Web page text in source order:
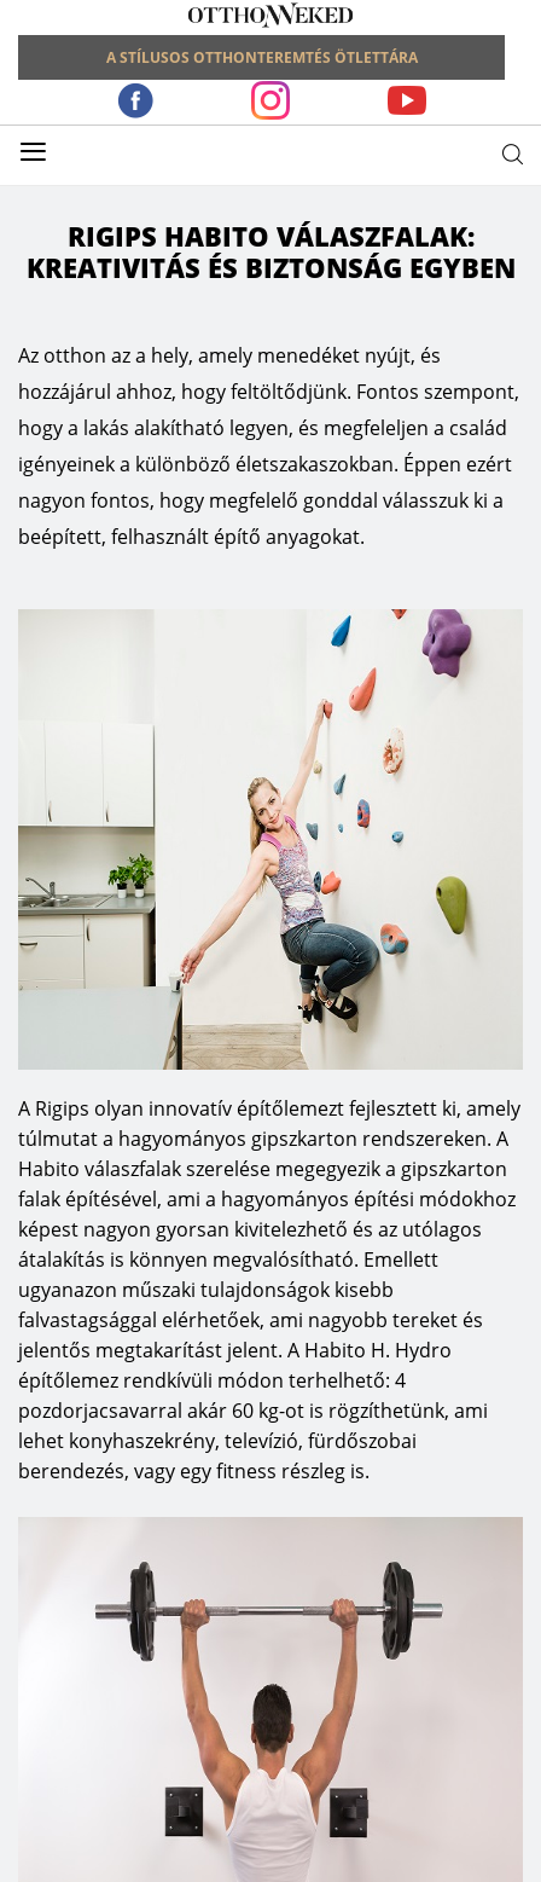
A STÍLUSOS OTTHONTEREMTÉS ÖTLETTÁRA
≡
RIGIPS HABITO VÁLASZFALAK:
KREATIVITÁS ÉS BIZTONSÁG EGYBEN
Az otthon az a hely, amely menedéket nyújt, és
hozzájárul ahhoz, hogy feltöltődjünk. Fontos szempont,
hogy a lakás alakítható legyen, és megfeleljen a család
igényeinek a különböző életszakaszokban. Éppen ezért
nagyon fontos, hogy megfelelő gonddal válasszuk ki a
beépített, felhasznált építő anyagokat.
A Rigips olyan innovatív építőlemezt fejlesztett ki, amely
túlmutat a hagyományos gipszkarton rendszereken. A
Habito válaszfalak szerelése megegyezik a gipszkarton
falak építésével, ami a hagyományos építési módokhoz
képest nagyon gyorsan kivitelezhető és az utólagos
átalakítás is könnyen megvalósítható. Emellett
ugyanazon műszaki tulajdonságok kisebb
falvastagsággal elérhetőek, ami nagyobb tereket és
jelentős megtakarítást jelent. A Habito H. Hydro
építőlemez rendkívüli módon terhelhető: 4
pozdorjacsavarral akár 60 kg-ot is rögzíthetünk, ami
lehet konyhaszekrény, televízió, fürdőszobai
berendezés, vagy egy fitness részleg is.